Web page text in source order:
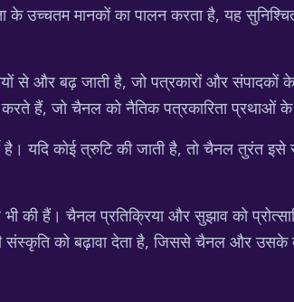
के उच्चतम मानकों का पालन करता है, यह
और बढ़ जाती है, जो पत्रकारों और संपादकों के
करते हैं, जो चैनल को नैतिक पत्रकारिता
यदि कोई त्रुटि की जाती है, तो चैनल तुरंत
की हैं। चैनल प्रतिक्रिया और सुझाव को
संस्कृति को बढ़ावा देता है, जिससे चैनल और